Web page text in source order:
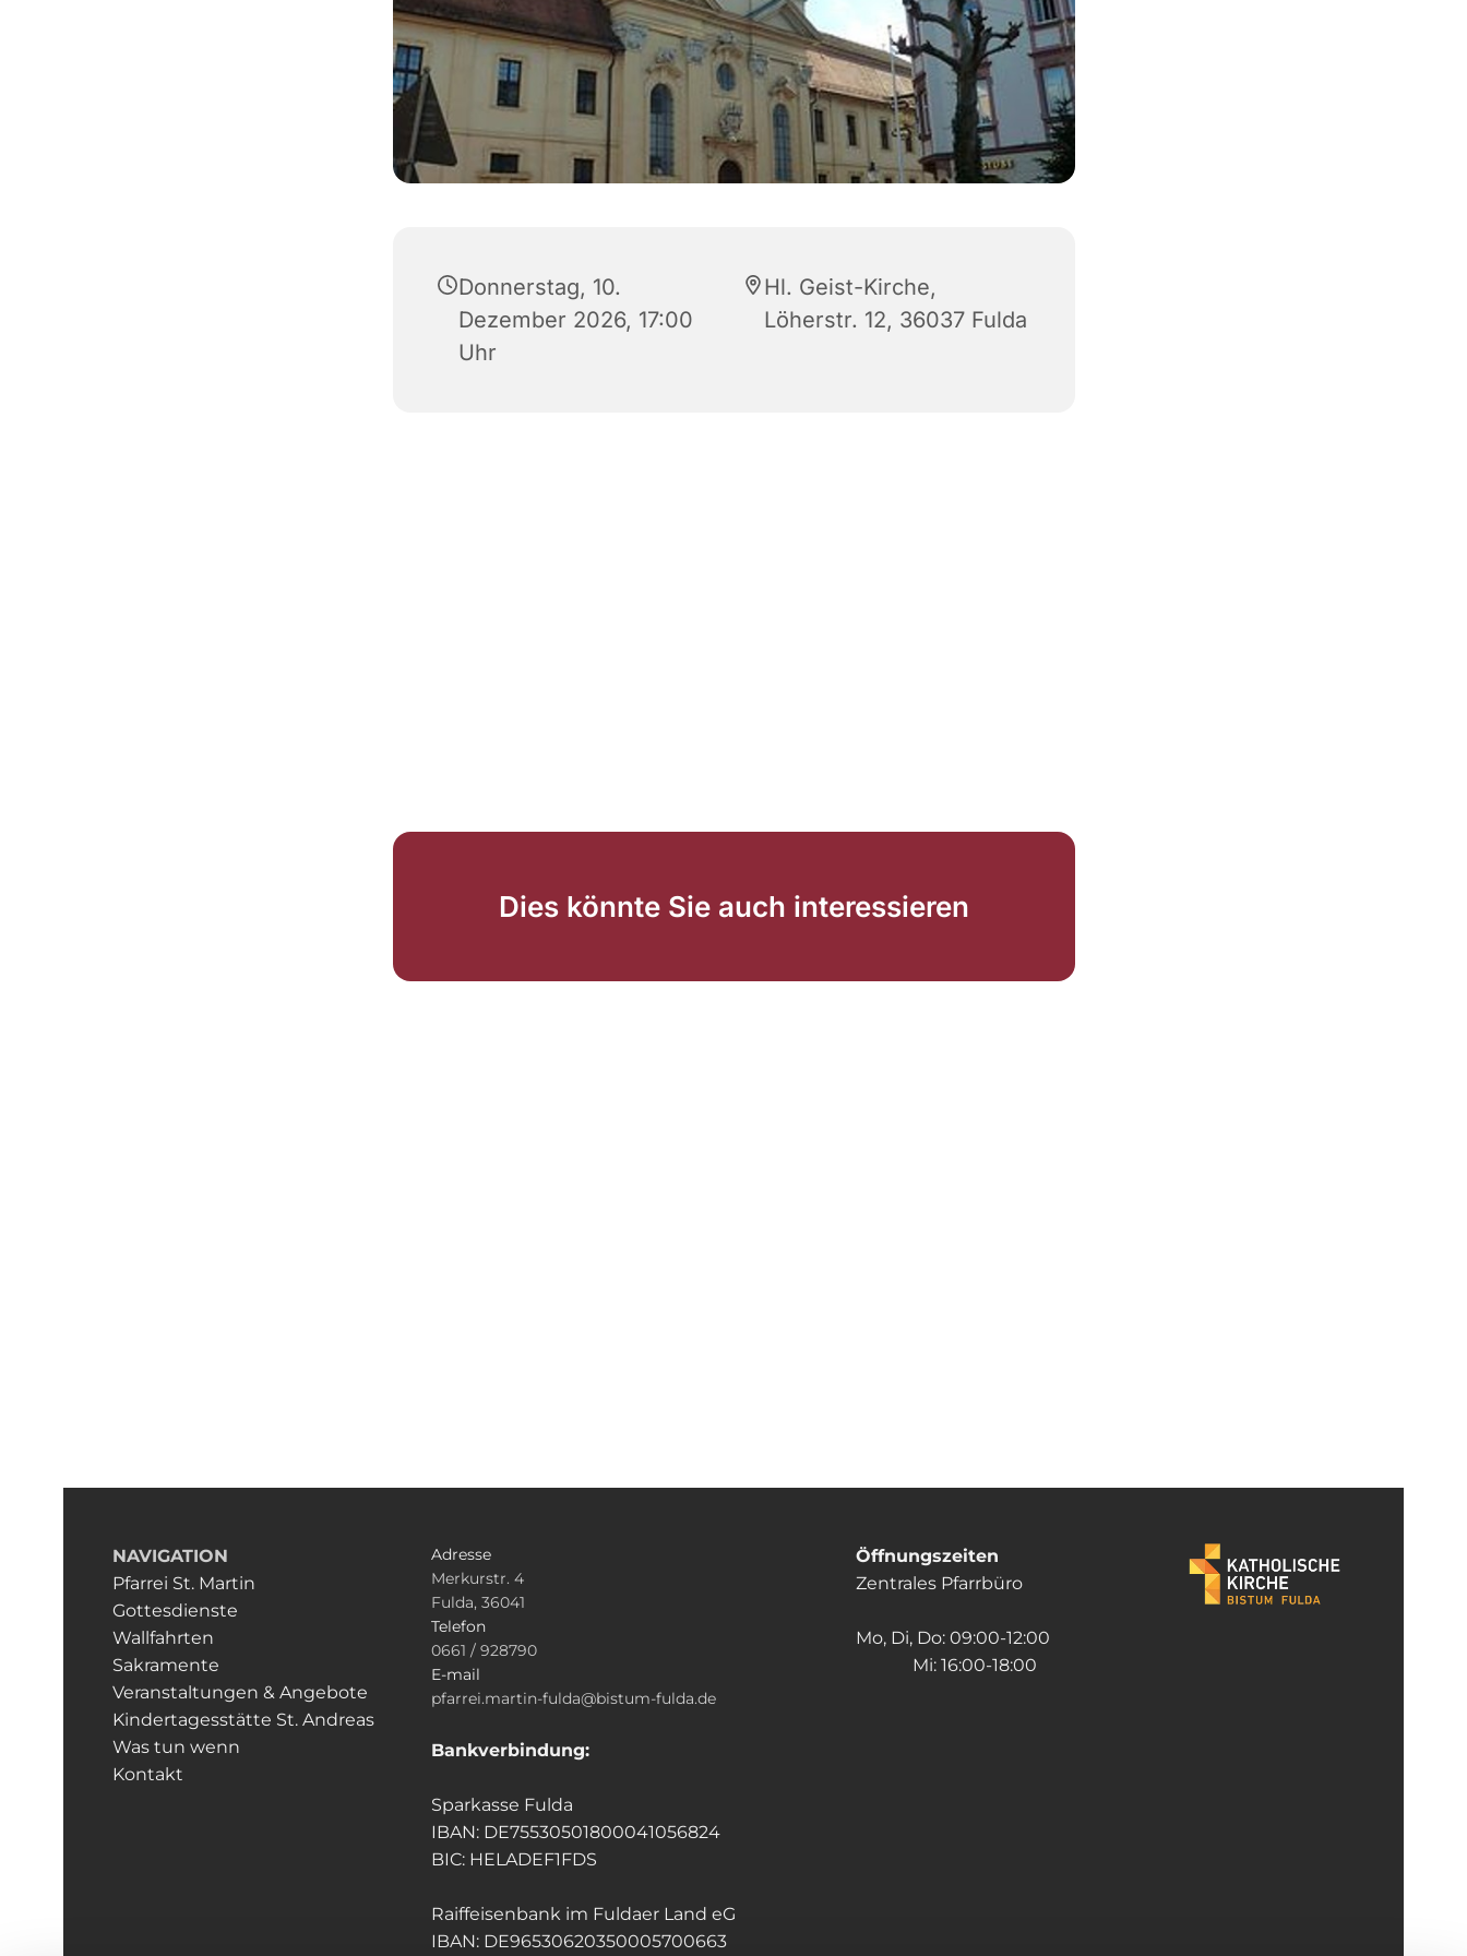
Donnerstag, 10.
Dezember 2026, 17:00
Uhr
Hl. Geist-Kirche,
Löherstr. 12, 36037 Fulda
Dies könnte Sie auch interessieren
NAVIGATION
Pfarrei St. Martin
Gottesdienste
Wallfahrten
Sakramente
Veranstaltungen & Angebote
Kindertagesstätte St. Andreas
Was tun wenn
Kontakt
Adresse
Merkurstr. 4
Fulda, 36041
Telefon
0661 / 928790
E-mail
pfarrei.martin-fulda@bistum-fulda.de
Bankverbindung:
Sparkasse Fulda
IBAN: DE75530501800041056824
BIC: HELADEF1FDS
Raiffeisenbank im Fuldaer Land eG
IBAN: DE96530620350005700663
Öffnungszeiten
Zentrales Pfarrbüro
Mo, Di, Do: 09:00-12:00
Mi: 16:00-18:00